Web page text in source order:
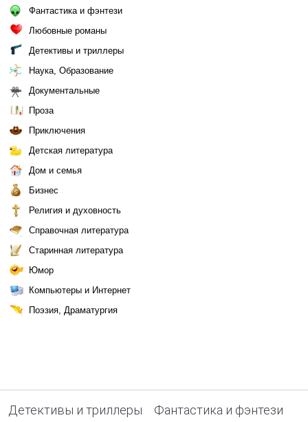
Фантастика и фэнтези
Любовные романы
Детективы и триллеры
Наука, Образование
Документальные
Проза
Приключения
Детская литература
Дом и семья
Бизнес
Религия и духовность
Справочная литература
Старинная литература
Юмор
Компьютеры и Интернет
Поэзия, Драматургия
Детективы и триллеры Фантастика и фэнтези